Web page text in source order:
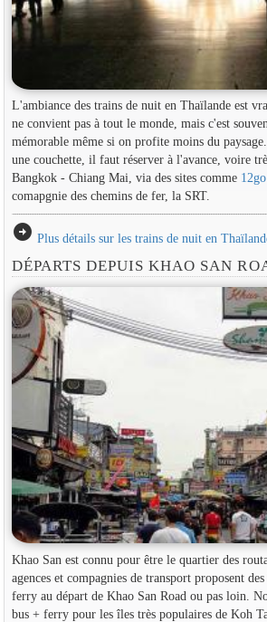
L'ambiance des trains de nuit en Thaïlande est
ne convient pas à tout le monde, mais c'est
mémorable même si on profite moins du
une couchette, il faut réserver à l'avance, voire
Bangkok - Chiang Mai, via des sites comme 12go
comapgnie des chemins de fer, la SRT.
arrow_circle_right Plus détails sur les trains de nuit en
DÉPARTS DEPUIS KHAO SAN
Khao San est connu pour être le quartier des
agences et compagnies de transport proposent
ferry au départ de Khao San Road ou pas loin.
bus + ferry pour les îles très populaires de Koh